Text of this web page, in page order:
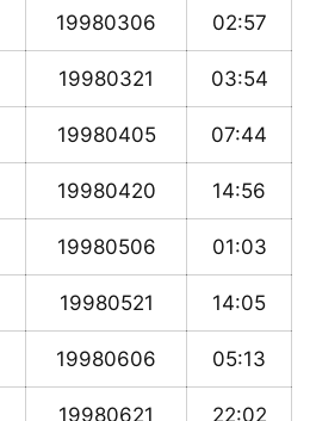
19980306 02:57
19980321 03:54
19980405 07:44
19980420 14:56
19980506 01:03
19980521 14:05
19980606 05:13
19980621 22:02